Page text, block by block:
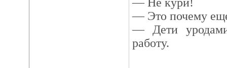
— Это почему
— Дети
работу.